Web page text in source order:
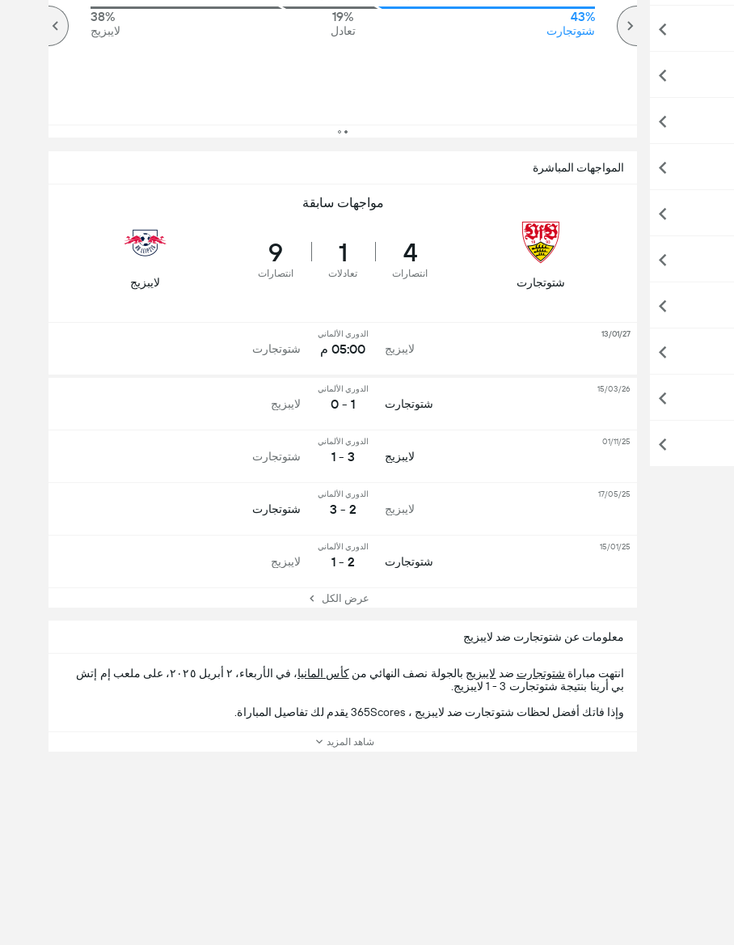
43%
شتوتجارت
19%
تعادل
38%
لايبزيج
المواجهات المباشرة
مواجهات سابقة
شتوتجارت
4
انتصارات
1
تعادلات
9
انتصارات
لايبزيج
لايبزيج
الدوري الألماني
05:00 م شتوتجارت
13/01/27
شتوتجارت
الدوري الألماني
1 - 0 لايبزيج
15/03/26
لايبزيج
الدوري الألماني
3 - 1 شتوتجارت
01/11/25
لايبزيج
الدوري الألماني
2 - 3 شتوتجارت
17/05/25
شتوتجارت
الدوري الألماني
2 - 1 لايبزيج
15/01/25
عرض الكل
معلومات عن شتوتجارت ضد لايبزيج
انتهت مباراة شتوتجارت ضد لايبزيج بالجولة نصف النهائي منكأس المانيا
، في الأربعاء، ٢ أبريل ٢٠٢٥، على ملعب إم إتش
بي أرينا بنتيجة شتوتجارت 3 - 1 لايبزيج.
وإذا فاتك أفضل لحظات شتوتجارت ضد لايبزيج ، 365Scores يقدم لك تفاصيل المباراة.
شاهد المزيد